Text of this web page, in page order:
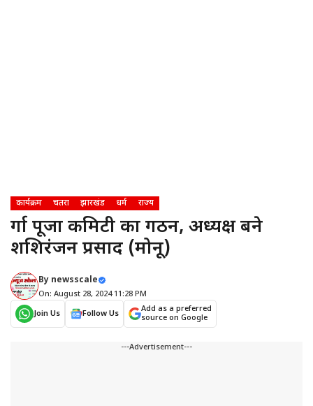
कार्यक्रम चतरा झारखंड धर्म राज्य
दुर्गा पूजा कमिटी का गठन, अध्यक्ष बने
शशिरंजन प्रसाद (मोनू)
By newsscale
On: August 28, 2024 11:28 PM
Join Us
Follow Us
Add as a preferred
source on Google
---Advertisement---